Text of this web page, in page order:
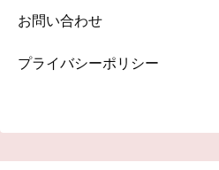
お問い合わせ
プライバシーポリシー